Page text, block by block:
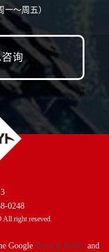
一〜周五）
询
0248
right reseved.
Google Privacy Policyand